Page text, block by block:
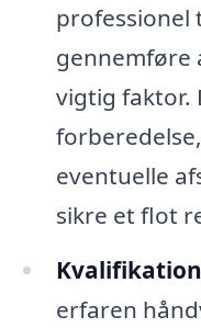
professionel
gennemføre
vigtig faktor.
eventuelle
sikre et flot
erfaren